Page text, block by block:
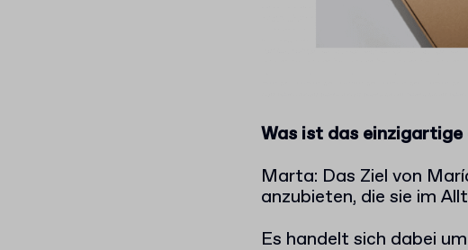
Was ist das einzigartige
Marta: Das Ziel von
anzubieten, die sie im
Es handelt sich dabei